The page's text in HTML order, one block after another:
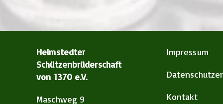
Helmstedter
Schützenbrüderschaft
von 1370 e.V.
Maschweg 9
Impressum
Kontakt